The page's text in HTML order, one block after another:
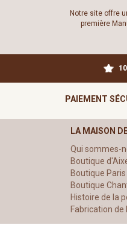
Notre site offre
première
PAIEMENT
LA MAISON
Qui sommes-
Boutique
Boutique Paris
Boutique
Histoire de la
Fabrication de